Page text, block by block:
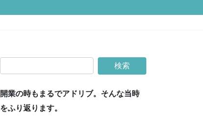
開業の時もまるでアドリブ。そんな当時
をふり返ります。